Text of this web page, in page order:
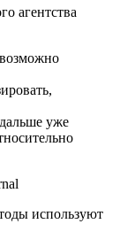
агентства
уже